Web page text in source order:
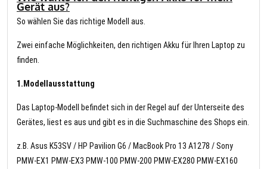
Gerät aus?
So wählen Sie das richtige Modell aus.
Zwei einfache Möglichkeiten, den richtigen Akku für Ihren Laptop zu
finden.
1.Modellausstattung
Das Laptop-Modell befindet sich in der Regel auf der Unterseite des
Gerätes, liest es aus und gibt es in die Suchmaschine des Shops ein.
z.B. Asus K53SV / HP Pavilion G6 / MacBook Pro 13 A1278 / Sony
PMW-EX1 PMW-EX3 PMW-100 PMW-200 PMW-EX280 PMW-EX160